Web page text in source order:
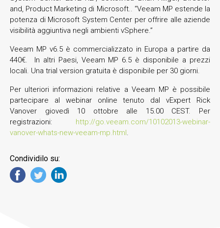
and, Product Marketing di Microsoft.. “Veeam MP estende la
potenza di Microsoft System Center per offrire alle aziende
visibilità aggiuntiva negli ambienti vSphere.”
Veeam MP v6.5 è commercializzato in Europa a partire da
440€. In altri Paesi, Veeam MP 6.5 è disponibile a prezzi
locali. Una trial version gratuita è disponibile per 30 giorni.
Per ulteriori informazioni relative a Veeam MP è possibile
partecipare al webinar online tenuto dal vExpert Rick
Vanover giovedì 10 ottobre alle 15.00 CEST. Per
registrazioni: http://go.veeam.com/10102013-webinar-
vanover-whats-new-veeam-mp.html.
Condividilo su: